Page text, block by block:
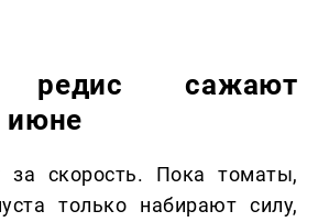
редис сажают
июне
за скорость. Пока томаты,
только набирают силу,